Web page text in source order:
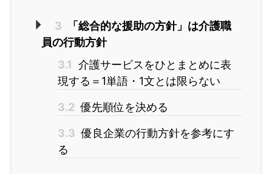
3
「総合的な援助の方針」は介護職
員の行動方針
3.1 介護サービスをひとまとめに表
現する＝1単語・1文とは限らない
3.2 優先順位を決める
3.3 優良企業の行動方針を参考にす
る